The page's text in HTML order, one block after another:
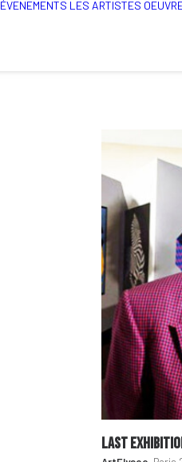
ÉVENEMENTS LES ARTISTES
LAST